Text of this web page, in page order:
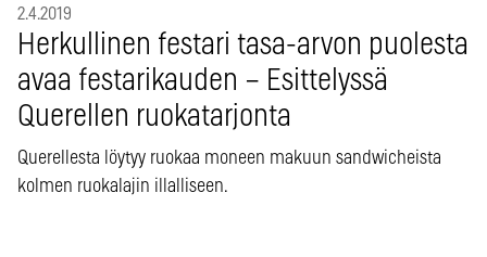
2.4.2019
Herkullinen festari tasa-arvon puolesta
avaa festarikauden – Esittelyssä
Querellen ruokatarjonta
Querellesta löytyy ruokaa moneen makuun sandwicheista
kolmen ruokalajin illalliseen.